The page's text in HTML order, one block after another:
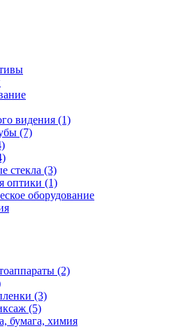
видения (1)
(7)
стекла (3)
оптики (1)
оборудование
(2)
(3)
(5)
бумага, химия